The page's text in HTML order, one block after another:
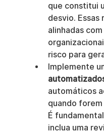
que constitui
desvio. Essas
alinhadas
risco para
Implemente
automáticos
quando
É
inclua uma